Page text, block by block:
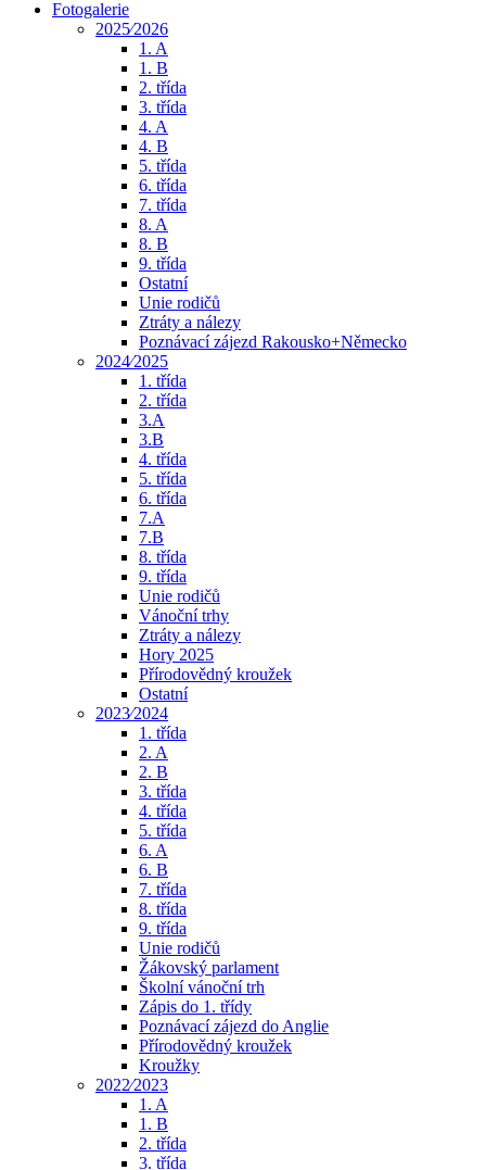
Fotogalerie
2025⁄2026
1. A
1. B
2. třída
3. třída
4. A
4. B
5. třída
6. třída
7. třída
8. A
8. B
9. třída
Ostatní
Unie rodičů
Ztráty a nálezy
Poznávací zájezd Rakousko+Německo
2024⁄2025
1. třída
2. třída
3.A
3.B
4. třída
5. třída
6. třída
7.A
7.B
8. třída
9. třída
Unie rodičů
Vánoční trhy
Ztráty a nálezy
Hory 2025
Přírodovědný kroužek
Ostatní
2023⁄2024
1. třída
2. A
2. B
3. třída
4. třída
5. třída
6. A
6. B
7. třída
8. třída
9. třída
Unie rodičů
Žákovský parlament
Školní vánoční trh
Zápis do 1. třídy
Poznávací zájezd do Anglie
Přírodovědný kroužek
Kroužky
2022⁄2023
1. A
1. B
2. třída
3. třída